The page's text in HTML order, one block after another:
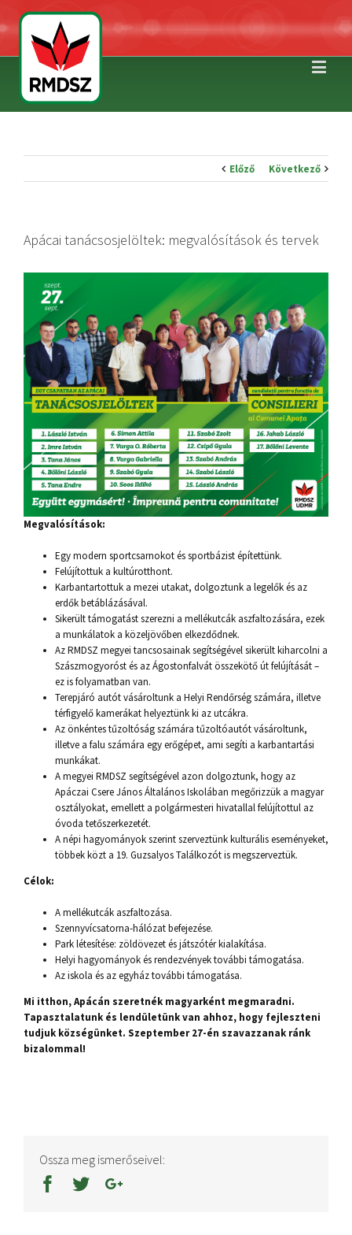
Előző Következő
Apácai tanácsosjelöltek: megvalósítások és tervek
Megvalósítások:
Egy modern sportcsarnokot és sportbázist építettünk.
Felújítottuk a kultúrotthont.
Karbantartottuk a mezei utakat, dolgoztunk a legelők és az
erdők betáblázásával.
Sikerült támogatást szerezni a mellékutcák aszfaltozására, ezek
a munkálatok a közeljövőben elkezdődnek.
Az RMDSZ megyei tancsosainak segítségével sikerült kiharcolni a
Szászmogyoróst és az Ágostonfalvát összekötő út felújítását –
ez is folyamatban van.
Terepjáró autót vásároltunk a Helyi Rendőrség számára, illetve
térfigyelő kamerákat helyeztünk ki az utcákra.
Az önkéntes tűzoltóság számára tűzoltóautót vásároltunk,
illetve a falu számára egy erőgépet, ami segíti a karbantartási
munkákat.
A megyei RMDSZ segítségével azon dolgoztunk, hogy az
Apáczai Csere János Általános Iskolában megőrizzük a magyar
osztályokat, emellett a polgármesteri hivatallal felújítottul az
óvoda tetőszerkezetét.
A népi hagyományok szerint szerveztünk kulturális eseményeket,
többek közt a 19. Guzsalyos Találkozót is megszerveztük.
Célok:
A mellékutcák aszfaltozása.
Szennyvícsatorna-hálózat befejezése.
Park létesítése: zöldövezet és játszótér kialakítása.
Helyi hagyományok és rendezvények további támogatása.
Az iskola és az egyház további támogatása.
Mi itthon, Apácán szeretnék magyarként megmaradni.
Tapasztalatunk és lendületünk van ahhoz, hogy fejleszteni
tudjuk községünket. Szeptember 27-én szavazzanak ránk
bizalommal!
Ossza meg ismerőseivel: